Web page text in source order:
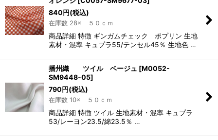
840円(税込)
在庫数 28× ５０ｃｍ
商品詳細 特徴 ギンガムチェック ポプリン 生地
素材・混率 キュプラ55/テンセル45％ 生地色 …
播州織 ツイル ベージュ [M0052-
SM9448-05]
790円(税込)
在庫数 10× ５０ｃｍ
商品詳細 特徴 ツイル 生地素材・混率 キュプラ
53/レーヨン23.5/綿23.5％ …